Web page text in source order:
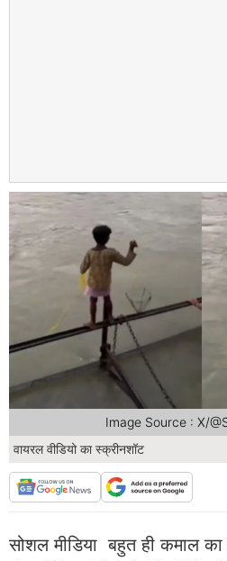
वायरल वीडियो का स्क्रीनशॉट
Image Source : X/
सोशल मीडिया बहुत ही कमाल का